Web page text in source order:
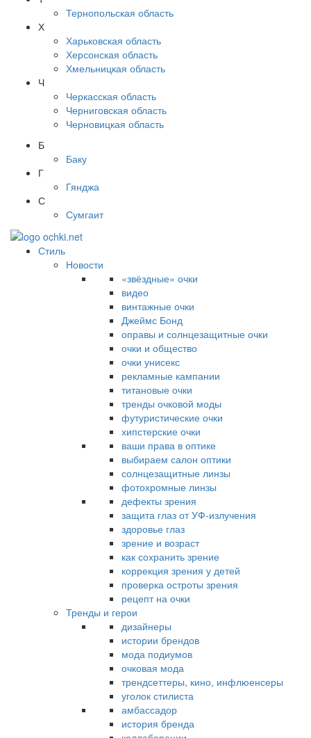
Тернопольская область
Х
Харьковская область
Херсонская область
Хмельницкая область
Ч
Черкасская область
Черниговская область
Черновицкая область
Б
Баку
Г
Гянджа
С
Сумгаит
Стиль
Новости
«звёздные» очки
видео
винтажные очки
Джеймс Бонд
оправы и солнцезащитные очки
очки и общество
очки унисекс
рекламные кампании
титановые очки
тренды очковой моды
футуристические очки
хипстерские очки
ваши права в оптике
выбираем салон оптики
солнцезащитные линзы
фотохромные линзы
дефекты зрения
защита глаз от УФ-излучения
здоровье глаз
зрение и возраст
как сохранить зрение
коррекция зрения у детей
проверка остроты зрения
рецепт на очки
Тренды и герои
дизайнеры
истории брендов
мода подиумов
очковая мода
трендсеттеры, кино, инфлюенсеры
уголок стилиста
амбассадор
история бренда